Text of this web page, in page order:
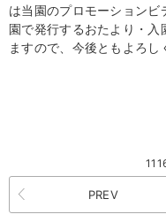
は当園のプロモーション
園で発行するおたより・入
ますので、今後ともよろし
PREV